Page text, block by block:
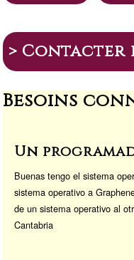
> Contacter
Besoins
Un
Buenas tengo el sistema
sistema operativo a
de un sistema operativo al
Cantabria